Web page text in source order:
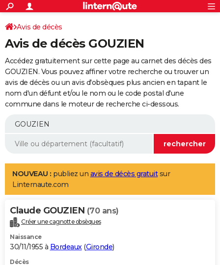
ACTUALITÉS
Politique
Société
Faits Divers
Education
Monde
Villes
+
SPORT
Coupe du monde 2026
Football
Tennis
Cyclisme
Rugby
Forum
Programme TV
TNT
Streaming
Cinéma
Sorties cinéma
Musique
+
FINANCE
Retraite
Epargne
Immobilier
Risques naturels par ville
Banque
Assurance
AUTO
Essais
Réserver un essai
Citadines
Berlines
SUV
Forum auto
+
Mobiles
Meilleur smartphone
Internet
Ordinateurs
Jeux vidéo
Guide high-tech
Aménagement intérieur
LIFESTYLE
Art de vivre
Bien-être
Loisirs
Mode
Modes de vie
Alimentation
Guide de la santé
Maladies
Médicaments
Sommeil
VOYAGE
Destinations
City break
Voyage nature
Voyage de noces
Forum
Climat
+PHOTO
GUIDES D'ACHAT
Avis de décès
Avis de décès GOUZIEN
Accédez gratuitement sur cette page au carnet des décès des
GOUZIEN. Vous pouvez affiner votre recherche ou trouver un
avis de décès ou un avis d'obsèques plus ancien en tapant le
nom d'un défunt et/ou le nom ou le code postal d'une
commune dans le moteur de recherche ci-dessous.
NOUVEAU : publiez un avis de décès gratuitsur
Linternaute.com
Claude GOUZIEN (70 ans)
Créer une cagnotte obsèques
Naissance
30/11/1955 à Bordeaux(Gironde)
Décès